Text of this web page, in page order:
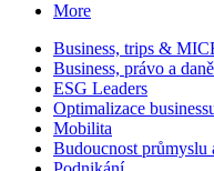
More
Business, trips &
Business, právo a daně
ESG Leaders
Optimalizace
Mobilita
Budoucnost průmyslu